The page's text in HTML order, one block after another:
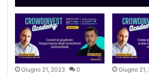
Giugno 21, 2023 0 Giugno 21,